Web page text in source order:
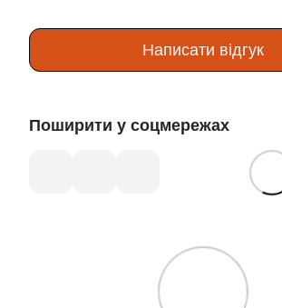
Написати відгук
Поширити у соцмережах